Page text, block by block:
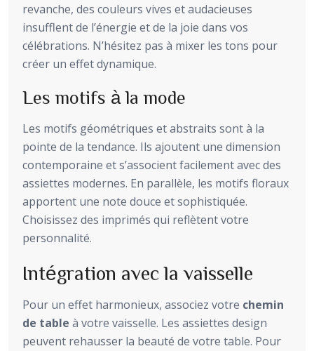
revanche, des couleurs vives et audacieuses
insufflent de l’énergie et de la joie dans vos
célébrations. N’hésitez pas à mixer les tons pour
créer un effet dynamique.
Les motifs à la mode
Les motifs géométriques et abstraits sont à la
pointe de la tendance. Ils ajoutent une dimension
contemporaine et s’associent facilement avec des
assiettes modernes. En parallèle, les motifs floraux
apportent une note douce et sophistiquée.
Choisissez des imprimés qui reflètent votre
personnalité.
Intégration avec la vaisselle
Pour un effet harmonieux, associez votre chemin
de table à votre vaisselle. Les assiettes design
peuvent rehausser la beauté de votre table. Pour